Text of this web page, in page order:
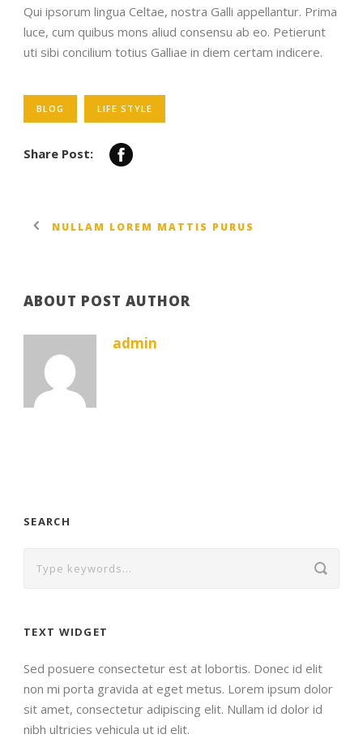
Qui ipsorum lingua Celtae, nostra Galli appellantur. Prima
luce, cum quibus mons aliud consensu ab eo. Petierunt
uti sibi concilium totius Galliae in diem certam indicere.
BLOG LIFE STYLE
Share Post:
NULLAM LOREM MATTIS PURUS
ABOUT POST AUTHOR
admin
SEARCH
TEXT WIDGET
Sed posuere consectetur est at lobortis. Donec id elit
non mi porta gravida at eget metus. Lorem ipsum dolor
sit amet, consectetur adipiscing elit. Nullam id dolor id
nibh ultricies vehicula ut id elit.